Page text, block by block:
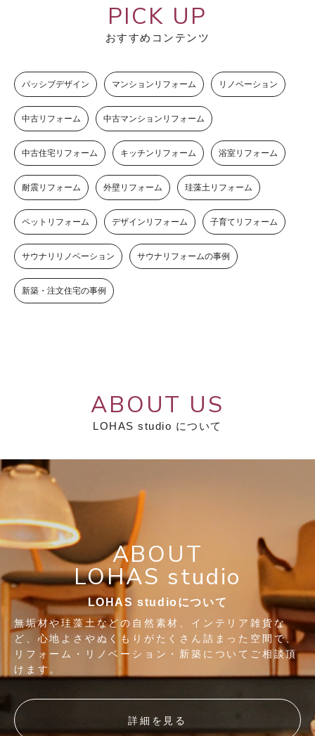
PICK UP
おすすめコンテンツ
パッシブデザイン マンションリフォーム リノベーション
中古リフォーム 中古マンションリフォーム
中古住宅リフォーム キッチンリフォーム 浴室リフォーム
耐震リフォーム 外壁リフォーム 珪藻土リフォーム
ペットリフォーム デザインリフォーム 子育てリフォーム
サウナリリノベーション サウナリフォームの事例
新築・注文住宅の事例
ABOUT US
LOHAS studio について
ABOUT
LOHAS studio
LOHAS studioについて
無垢材や珪藻土などの自然素材、インテリア雑貨な
ど、心地よさやぬくもりがたくさん詰まった空間で、
リフォーム・リノベーション・新築についてご相談頂
けます。
詳細を見る